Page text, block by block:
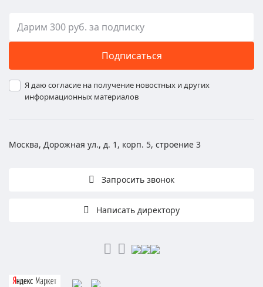
Подписаться
Я даю согласие на получение новостных и других
информационных материалов
Москва, Дорожная ул., д. 1, корп. 5, строение 3
Запросить звонок
Написать директору